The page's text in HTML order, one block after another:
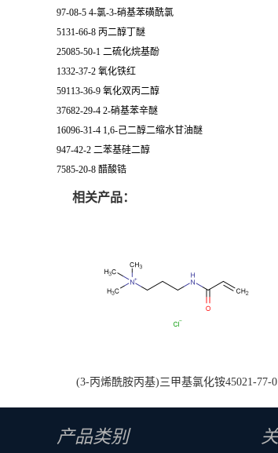
97-08-5 4-氯-3-硝基苯磺酰氯
5131-66-8 丙二醇丁醚
25085-50-1 二硫化烷基酚
1332-37-2 氧化铁红
59113-36-9 氧化双丙二醇
37682-29-4 2-硝基苯辛醚
16096-31-4 1,6-己二醇二缩水甘油醚
947-42-2 二苯基硅二醇
7585-20-8 醋酸锆
相关产品：
(3-丙烯酰胺丙基)三甲基氯化铵45021-77-0
产品类别